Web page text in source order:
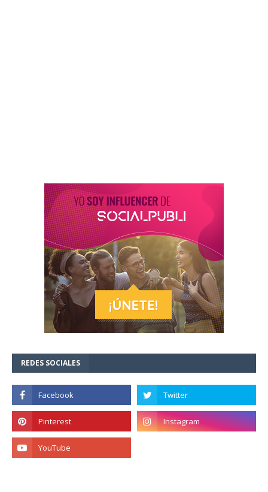
REDES SOCIALES